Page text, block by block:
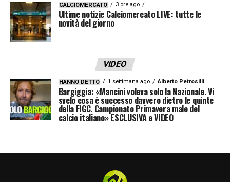
CALCIOMERCATO 3 ore ago
Ultime notizie Calciomercato LIVE: tutte le
novità del giorno
VIDEO
HANNO DETTO 1 settimana ago Alberto Petrosilli
Bargiggia: «Mancini voleva solo la Nazionale. Vi
svelo cosa è successo davvero dietro le quinte
della FIGC. Campionato Primavera male del
calcio italiano» ESCLUSIVA e VIDEO